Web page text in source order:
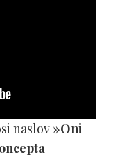
naslov »Oni